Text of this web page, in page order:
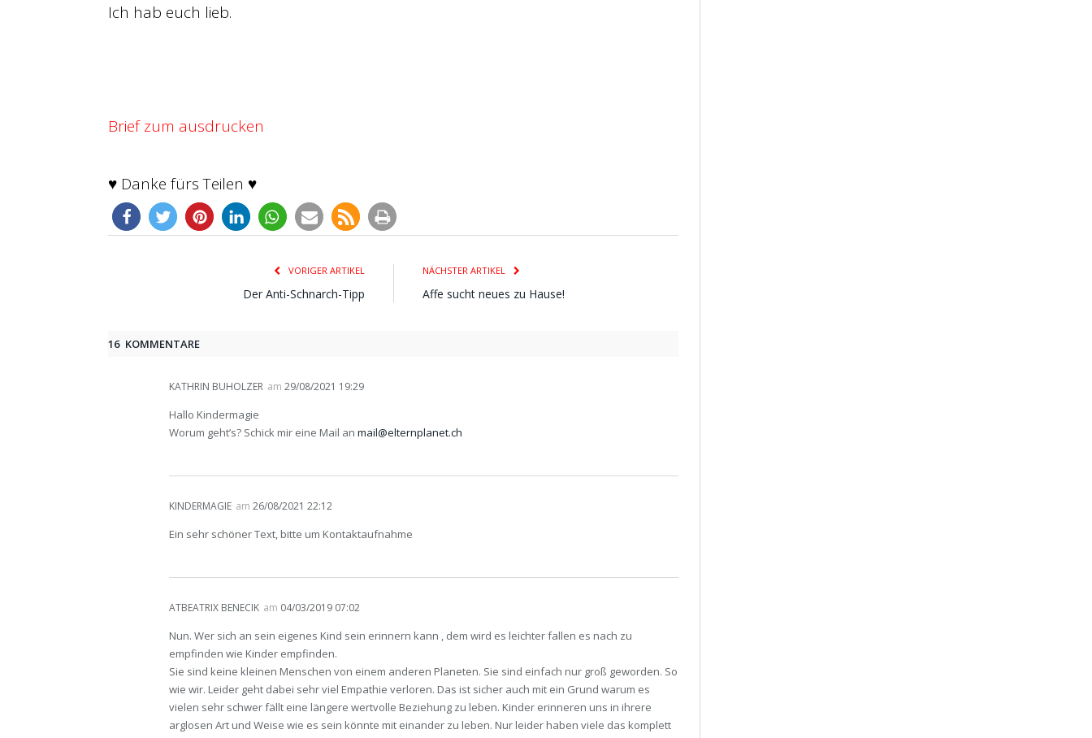
Ich hab euch lieb.
Brief zum ausdrucken
♥ Danke fürs Teilen ♥
100
VORIGER ARTIKEL
Der Anti-Schnarch-Tipp
NÄCHSTER ARTIKEL
Affe sucht neues zu Hause!
16 KOMMENTARE
KATHRIN BUHOLZER am 29/08/2021 19:29
Hallo Kindermagie
Worum geht’s? Schick mir eine Mail an mail@elternplanet.ch
KINDERMAGIE am 26/08/2021 22:12
Ein sehr schöner Text, bitte um Kontaktaufnahme
ATBEATRIX BENECIK am 04/03/2019 07:02
Nun. Wer sich an sein eigenes Kind sein erinnern kann , dem wird es leichter fallen es nach zu
empfinden wie Kinder empfinden.
Sie sind keine kleinen Menschen von einem anderen Planeten. Sie sind einfach nur groß geworden. So
wie wir. Leider geht dabei sehr viel Empathie verloren. Das ist sicher auch mit ein Grund warum es
vielen sehr schwer fällt eine längere wertvolle Beziehung zu leben. Kinder erinneren uns in ihrere
arglosen Art und Weise wie es sein könnte mit einander zu leben. Nur leider haben viele das komplett